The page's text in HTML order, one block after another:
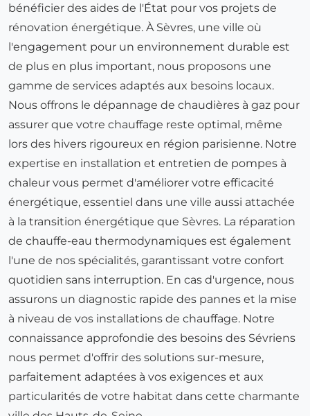
bénéficier des aides de l'État pour vos projets de
rénovation énergétique. À Sèvres, une ville où
l'engagement pour un environnement durable est
de plus en plus important, nous proposons une
gamme de services adaptés aux besoins locaux.
Nous offrons le dépannage de chaudières à gaz pour
assurer que votre chauffage reste optimal, même
lors des hivers rigoureux en région parisienne. Notre
expertise en installation et entretien de pompes à
chaleur vous permet d'améliorer votre efficacité
énergétique, essentiel dans une ville aussi attachée
à la transition énergétique que Sèvres. La réparation
de chauffe-eau thermodynamiques est également
l'une de nos spécialités, garantissant votre confort
quotidien sans interruption. En cas d'urgence, nous
assurons un diagnostic rapide des pannes et la mise
à niveau de vos installations de chauffage. Notre
connaissance approfondie des besoins des Sévriens
nous permet d'offrir des solutions sur-mesure,
parfaitement adaptées à vos exigences et aux
particularités de votre habitat dans cette charmante